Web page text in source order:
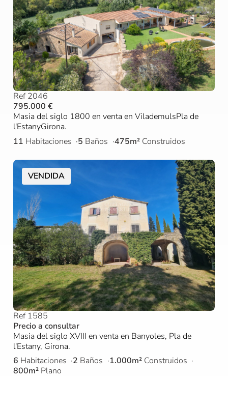
Ref 2046
795.000 €
Masia del siglo 1800 en venta en VilademulsPla de
l'EstanyGirona.
11 Habitaciones 5 Baños 475m² Construidos
VENDIDA
Ref 1585
Precio a consultar
Masia del siglo XVIII en venta en Banyoles, Pla de
l'Estany, Girona.
6 Habitaciones 2 Baños 1.000m² Construidos
800m² Plano